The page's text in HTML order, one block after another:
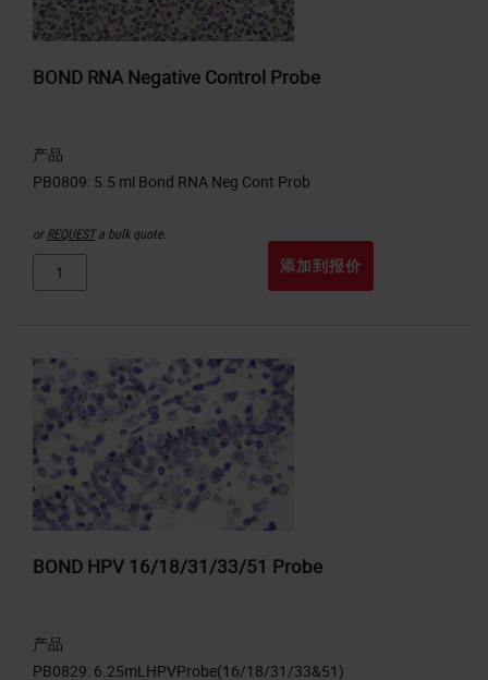
BOND RNA Negative Control Probe
产品
orREQUESTa bulk quote.
添加到报价
BOND HPV 16/18/31/33/51 Probe
产品